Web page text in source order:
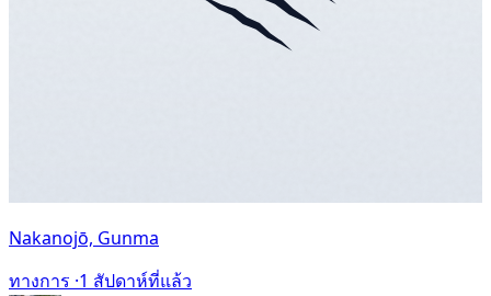
Nakanojō, Gunma
ทางการ ·1 สัปดาห์ที่แล้ว